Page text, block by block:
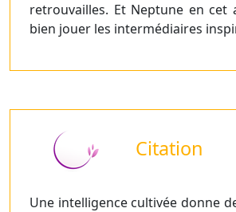
retrouvailles. Et Neptune en cet
bien jouer les intermédiaires
Citation
Une intelligence cultivée donne